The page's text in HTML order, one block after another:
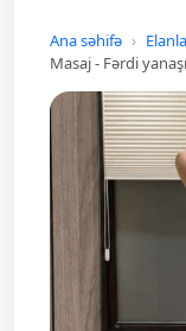
Ana səhifə
Masaj - Fərdi